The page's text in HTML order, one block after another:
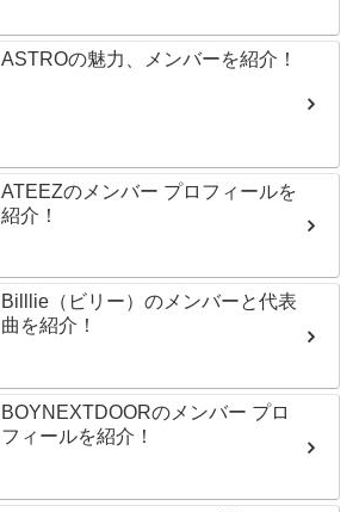
ASTROの魅力、メンバーを紹介！
ATEEZのメンバー プロフィールを
紹介！
Billlie（ビリー）のメンバーと代表
曲を紹介！
BOYNEXTDOORのメンバー プロ
フィールを紹介！